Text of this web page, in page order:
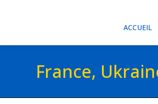
ACCUEIL
France,